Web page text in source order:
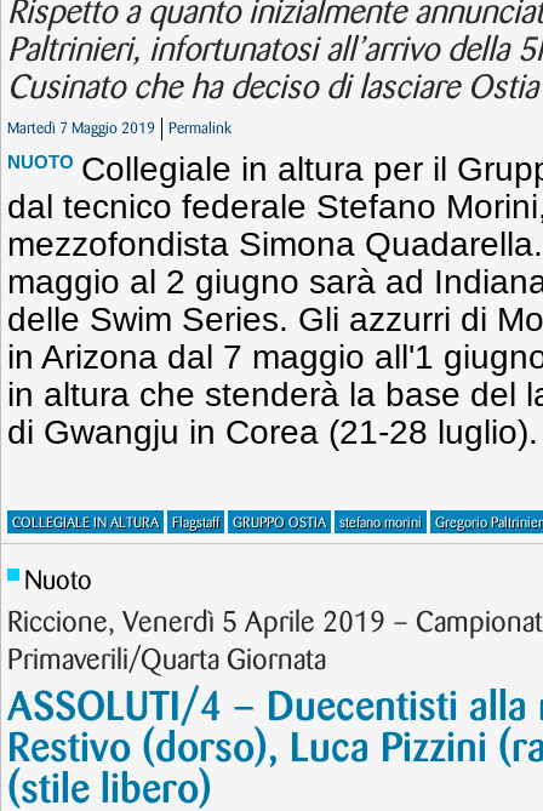
Rispetto a quanto inizialmente
Paltrinieri, infortunatosi all’arrivo della
Cusinato che ha deciso di lasciare
Martedì 7 Maggio 2019 Permalink
NUOTO Collegiale in altura per il
dal tecnico federale Stefano
mezzofondista Simona
maggio al 2 giugno sarà ad
delle Swim Series. Gli azzurri di
in Arizona dal 7 maggio all'1
in altura che stenderà la base del
di Gwangju in Corea (21-28 luglio).
COLLEGIALE IN ALTURA Flagstaff GRUPPO OSTIA stefano morini Gregorio
Nuoto
Riccione, Venerdì 5 Aprile 2019 –
Primaverili/Quarta Giornata
ASSOLUTI/4 – Duecentisti
Restivo (dorso), Luca Pizzini
(stile libero)